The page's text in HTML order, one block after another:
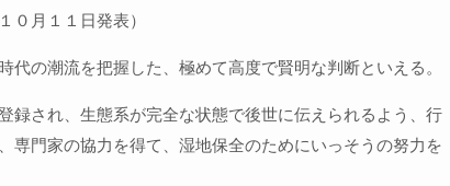
０月１１日発表）
の潮流を把握した、極めて高度で賢明な判断といえる。
録され、生態系が完全な状態で後世に伝えられるよう、行
専門家の協力を得て、湿地保全のためにいっそうの努力を